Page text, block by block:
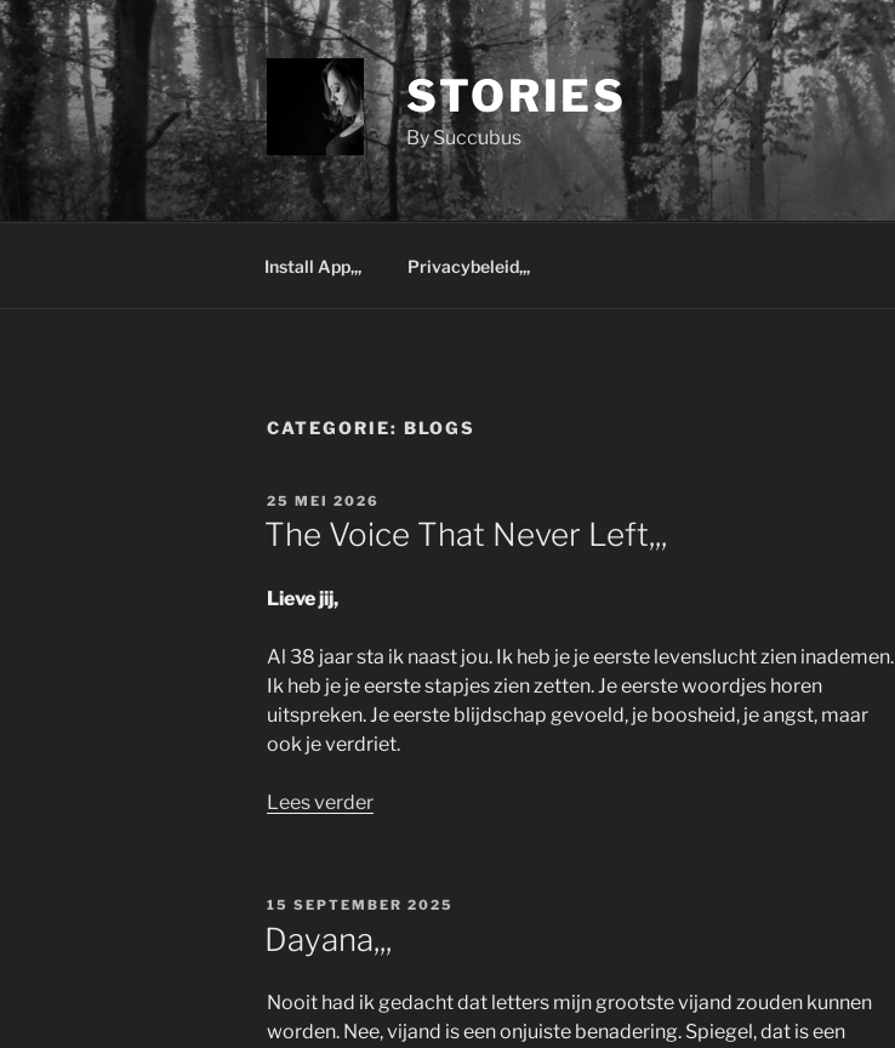
Ga
naar
de
inhoud
STORIES
By Succubus
Install App,,, Privacybeleid,,,
CATEGORIE: BLOGS
GEPLAATST
OP
25 MEI 2026
The Voice That Never Left,,,
Lieve jij,
Al 38 jaar sta ik naast jou. Ik heb je je eerste levenslucht zien inademen.
Ik heb je je eerste stapjes zien zetten. Je eerste woordjes horen
uitspreken. Je eerste blijdschap gevoeld, je boosheid, je angst, maar
ook je verdriet.
Lees verder“The
Left,,,”
GEPLAATST
15 SEPTEMBER 2025
Dayana,,,
Nooit had ik gedacht dat letters mijn grootste vijand zouden kunnen
worden. Nee, vijand is een onjuiste benadering. Spiegel, dat is een